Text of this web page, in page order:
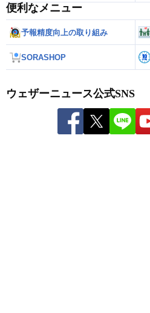
便利なメニュー
予報精度向上の取り組み
SORASHOP
ウェザーニュース公式SNS